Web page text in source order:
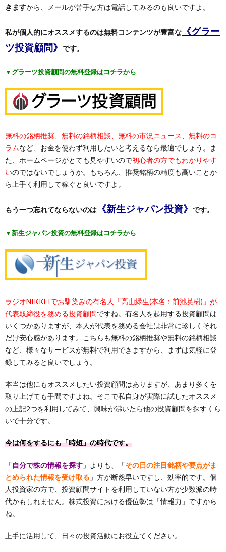
きますから、メールが苦手な方は電話してみるのも良いですよ。
私が個人的にオススメするのは無料コンテンツが豊富な 《グラー
ツ投資顧問》 です。
▼グラーツ投資顧問の無料登録はコチラから
無料の銘柄推奨、無料の銘柄相談、無料の市況ニュース、無料のコ
ラムなど、お金を使わず利用したいと考えるなら最適でしょう。ま
た、ホームページがとても見やすいので初心者の方でもわかりやす
いのではないでしょうか。もちろん、推奨銘柄の精度も高いことか
ら上手く利用して稼ぐと良いですよ。
もう一つ忘れてならないのは 《新生ジャパン投資》 です。
▼新生ジャパン投資の無料登録はコチラから
ラジオNIKKEIでお馴染みの有名人「高山緑生(本名：前池英樹)」が
代表取締役を務める投資顧問ですね。有名人を起用する投資顧問は
いくつかありますが、本人が代表を務める会社は非常に珍しくそれ
だけ安心感があります。こちらも無料の銘柄推奨や無料の銘柄相談
など、様々なサービスが無料で利用できますから、まずは気軽に登
録してみると良いでしょう。
本当は他にもオススメしたい投資顧問はありますが、あまり多くを
取り上げても手間ですよね。そこで私自身が実際に試したオススメ
の上記2つを利用してみて、興味が沸いたら他の投資顧問を探すくら
いで十分です。
今は何をするにも「時短」の時代です。
「自分で株の情報を探す 」よりも、「その日の注目銘柄や要点がま
とめられた情報を受け取る 」方が断然早いですし、効率的です。個
人投資家の方で、投資顧問サイトを利用していない方が少数派の時
代かもしれません。株式投資における優位勢は「情報力」ですから
ね。
上手に活用して、日々の投資活動にお役立てください。